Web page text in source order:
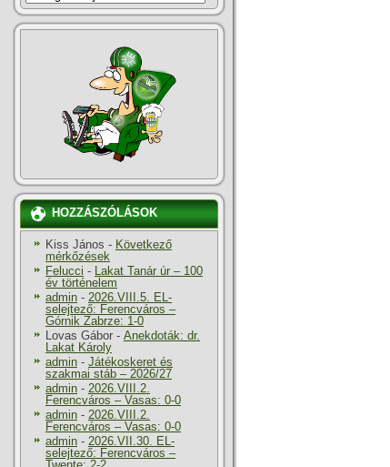
HOZZÁSZÓLÁSOK
Kiss János - Következő
mérkőzések
Felucci - Lakat Tanár úr – 100
év történelem
admin - 2026.VIII.5. EL-
selejtező: Ferencváros –
Górnik Zabrze: 1-0
Lovas Gábor - Anekdoták: dr.
Lakat Károly
admin - Játékoskeret és
szakmai stáb – 2026/27
admin - 2026.VIII.2.
Ferencváros – Vasas: 0-0
admin - 2026.VIII.2.
Ferencváros – Vasas: 0-0
admin - 2026.VII.30. EL-
selejtező: Ferencváros –